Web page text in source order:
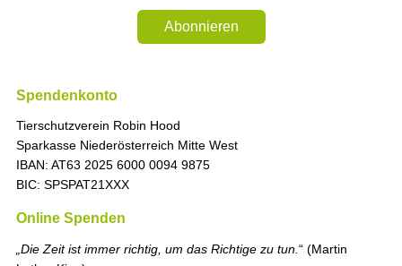
Abonnieren
Spendenkonto
Tierschutzverein Robin Hood
Sparkasse Niederösterreich Mitte West
IBAN: AT63 2025 6000 0094 9875
BIC: SPSPAT21XXX
Online Spenden
„Die Zeit ist immer richtig, um das Richtige zu tun. “ (Martin